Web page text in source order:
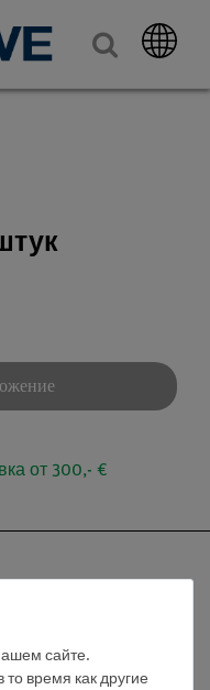
от 300,- €
сайте.
время как другие